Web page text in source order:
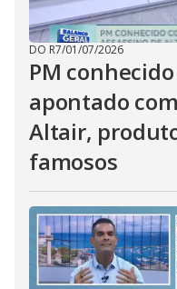
DO R7/01/07/2026
PM
apontado
Altair,
famosos